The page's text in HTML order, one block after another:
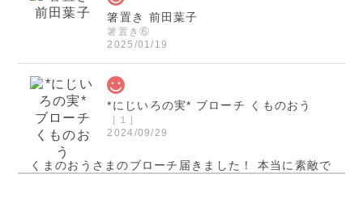
箸置き 前田葉子
箸置き⑥
2025/01/19
*にじいろの実* ブローチ くものおう
［１］
2024/09/29
くまのおうさまのブローチ届きました！ 本当に素敵で